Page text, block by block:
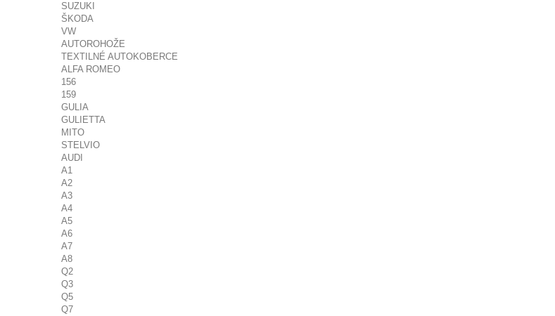
SUZUKI
ŠKODA
VW
AUTOROHOŽE
TEXTILNÉ AUTOKOBERCE
ALFA ROMEO
156
159
GULIA
GULIETTA
MITO
STELVIO
AUDI
A1
A2
A3
A4
A5
A6
A7
A8
Q2
Q3
Q5
Q7